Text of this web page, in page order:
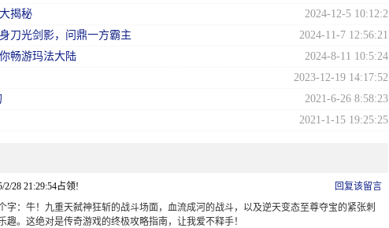
揭秘
2024-12-5 10:12:2
刀光剑影，问鼎一方霸主
2024-11-7 12:56:21
畅游玛法大陆
2024-8-11 10:5:24
2023-12-19 14:17:52
2021-6-26 8:58:23
2021-1-15 19:25:25
回复该留言
2/28 21:29:54占领!
字：牛！九重天弑神狂斩的战斗场面，血流成河的战斗，以及逆天变态至尊夺宝的紧张刺
趣。这绝对是传奇游戏的终极攻略指南，让我爱不释手！